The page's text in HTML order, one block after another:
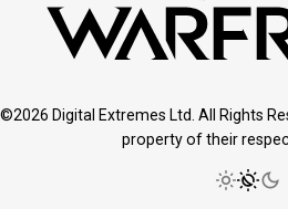
©2026 Digital Extremes Ltd. All Rights
property of their